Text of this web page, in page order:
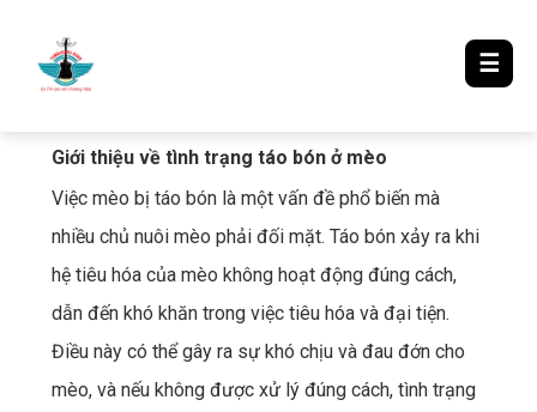
☰
Giới thiệu về tình trạng táo bón ở mèo
Việc mèo bị táo bón là một vấn đề phổ biến mà
nhiều chủ nuôi mèo phải đối mặt. Táo bón xảy ra khi
hệ tiêu hóa của mèo không hoạt động đúng cách,
dẫn đến khó khăn trong việc tiêu hóa và đại tiện.
Điều này có thể gây ra sự khó chịu và đau đớn cho
mèo, và nếu không được xử lý đúng cách, tình trạng